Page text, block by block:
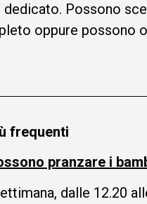
dedicato. Possono
oppure possono
frequenti
pranzare i
dalle 12.20